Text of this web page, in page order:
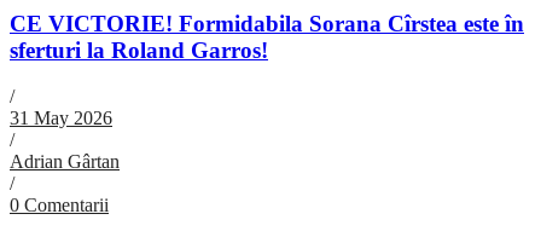
CE VICTORIE! Formidabila Sorana Cîrstea este în
sferturi la Roland Garros!
/
31 May 2026
/
Adrian Gârtan
/
0 Comentarii